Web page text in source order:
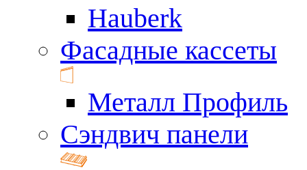
Hauberk
Фасадные кассеты
Металл Профиль
Сэндвич панели